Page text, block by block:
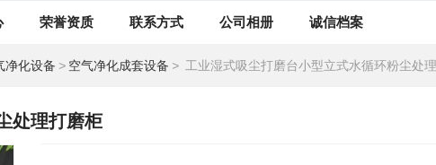
荣誉资质 联系方式 公司相册 诚信档案
净化设备 > 空气净化成套设备 > 工业湿式吸尘打磨台小型立式水循环粉尘处理打
处理打磨柜